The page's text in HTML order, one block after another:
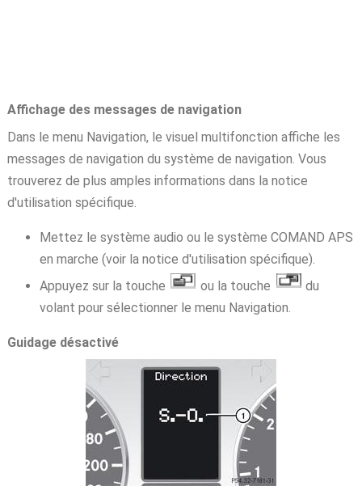
Affichage des messages de navigation
Dans le menu Navigation, le visuel multifonction affiche les
messages de navigation du système de navigation. Vous
trouverez de plus amples informations dans la notice
d'utilisation spécifique.
Mettez le système audio ou le système COMAND APS
en marche (voir la notice d'utilisation spécifique).
Appuyez sur la touche
ou la touche
du
volant pour sélectionner le menu Navigation.
Guidage désactivé